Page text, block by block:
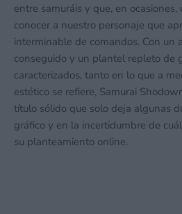
entre samuráis y que, en
conocer a nuestro personaje que
interminable de comandos. Con un
conseguido y un plantel repleto de
caracterizados, tanto en lo que a
estético se refiere, Samurai
título sólido que solo deja algunas
gráfico y en la incertidumbre de
su planteamiento online.